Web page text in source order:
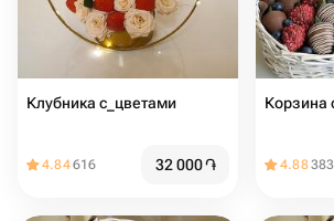
Клубника с_цветами
4.84616 32 000֏
Корзина
4.88383